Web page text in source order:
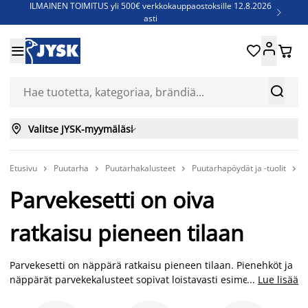
ILMAINEN TOIMITUS yli 500€ verkkokauppaostoksille 12.8.2026
asti

Jenkkisänkyjä - Säästä jopa 60%


 
 Valitse JYSK-myymäläsi
Etusivu  Puutarha  Puutarhakalusteet  Puutarhapöydät ja -tuolit 
Parvekesetti on oiva
ratkaisu pieneen tilaan
Parvekesetti on näppärä ratkaisu pieneen tilaan. Pienehköt ja
näppärät parvekekalusteet sopivat loistavasti esimerkiksi
... Lue lisää